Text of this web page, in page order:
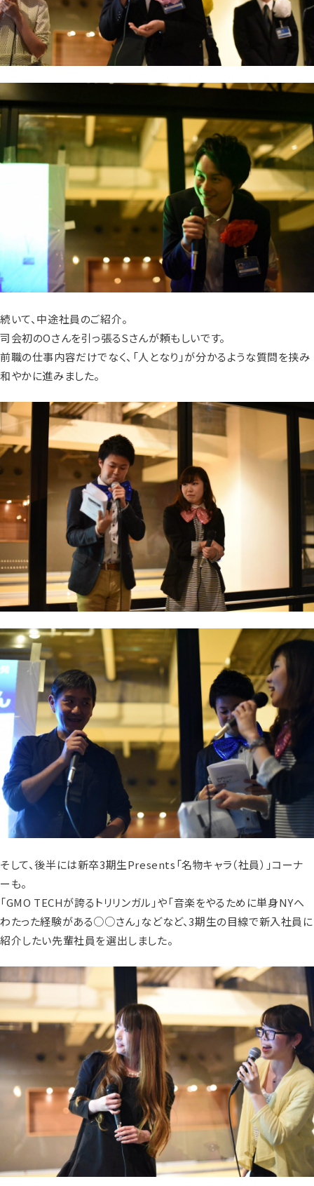
続いて、中途社員のご紹介。
司会初のOさんを引っ張るSさんが頼もしいです。
前職の仕事内容だけでなく、「人となり」が分かるような質問を挟み
和やかに進みました。
そして、後半には新卒3期生Presents「名物キャラ（社員）」コーナ
ーも。
「GMO TECHが誇るトリリンガル」や「音楽をやるために単身NYへ
わたった経験がある○○さん」などなど、3期生の目線で新入社員に
紹介したい先輩社員を選出しました。